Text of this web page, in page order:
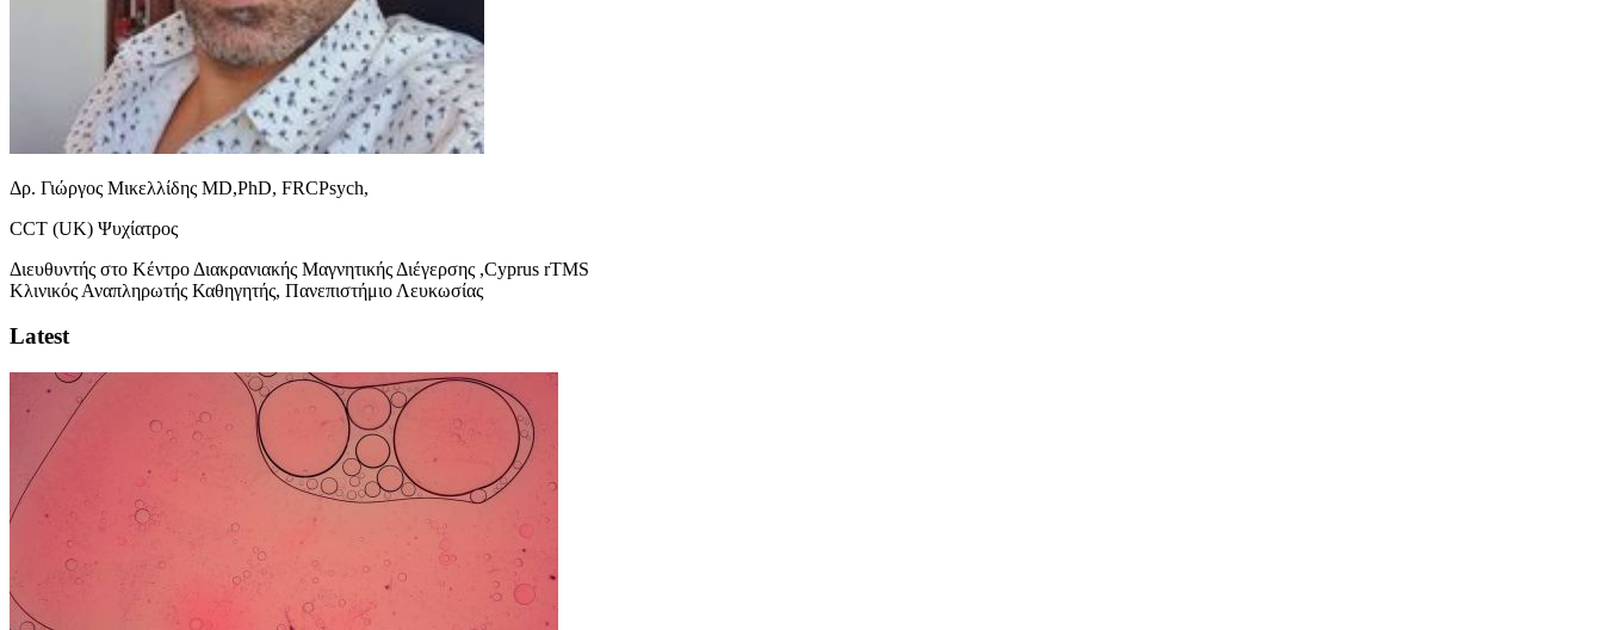
Δρ. Γιώργος Μικελλίδης MD,PhD, FRCPsych,
CCT (UK) Ψυχίατρος
Διευθυντής στο Κέντρο Διακρανιακής Μαγνητικής Διέγερσης ,Cyprus rTMS
Κλινικός Αναπληρωτής Καθηγητής, Πανεπιστήμιο Λευκωσίας
Latest